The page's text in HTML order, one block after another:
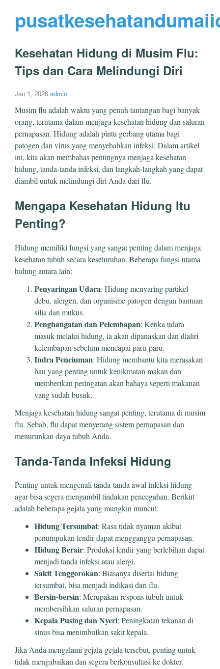
Kesehatan Hidung di Musim Flu:
Tips dan Cara Melindungi Diri
Jan 1, 2026 admin
Musim flu adalah waktu yang penuh tantangan bagi banyak
orang, terutama dalam menjaga kesehatan hidung dan saluran
pernapasan. Hidung adalah pintu gerbang utama bagi
patogen dan virus yang menyebabkan infeksi. Dalam artikel
ini, kita akan membahas pentingnya menjaga kesehatan
hidung, tanda-tanda infeksi, dan langkah-langkah yang dapat
diambil untuk melindungi diri Anda dari flu.
Mengapa Kesehatan Hidung Itu
Penting?
Hidung memiliki fungsi yang sangat penting dalam menjaga
kesehatan tubuh secara keseluruhan. Beberapa fungsi utama
hidung antara lain:
Penyaringan Udara: Hidung menyaring partikel
debu, alergen, dan organisme patogen dengan bantuan
silia dan mukus.
Penghangatan dan Pelembapan: Ketika udara
masuk melalui hidung, ia akan dipanaskan dan dialiri
kelembapan sebelum mencapai paru-paru.
Indra Penciuman: Hidung membantu kita merasakan
bau yang penting untuk kenikmatan makan dan
memberikan peringatan akan bahaya seperti makanan
yang sudah busuk.
Menjaga kesehatan hidung sangat penting, terutama di musim
flu. Sebab, flu dapat menyerang sistem pernapasan dan
menurunkan daya tubuh Anda.
Tanda-Tanda Infeksi Hidung
Penting untuk mengenali tanda-tanda awal infeksi hidung
agar bisa segera mengambil tindakan pencegahan. Berikut
adalah beberapa gejala yang mungkin muncul:
Hidung Tersumbat: Rasa tidak nyaman akibat
penumpukan lendir dapat mengganggu pernapasan.
Hidung Berair: Produksi lendir yang berlebihan dapat
menjadi tanda infeksi atau alergi.
Sakit Tenggorokan: Biasanya disertai hidung
tersumbat, bisa menjadi indikasi dari flu.
Bersin-bersin: Merupakan respons tubuh untuk
membersihkan saluran pernapasan.
Kepala Pusing dan Nyeri: Peningkatan tekanan di
sinus bisa menimbulkan sakit kepala.
Jika Anda mengalami gejala-gejala tersebut, penting untuk
tidak mengabaikan dan segera berkonsultasi ke dokter.